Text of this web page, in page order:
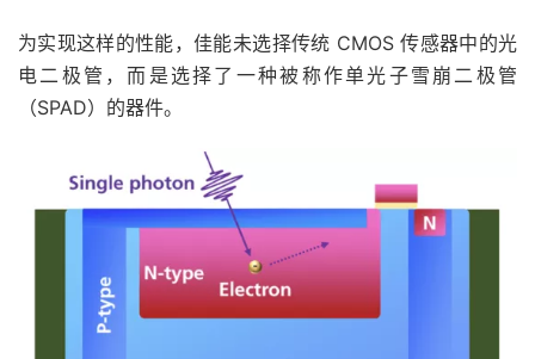
为实现这样的性能，佳能未选择传统 CMOS 传感器中的光
电二极管，而是选择了一种被称作单光子雪崩二极管
（SPAD）的器件。